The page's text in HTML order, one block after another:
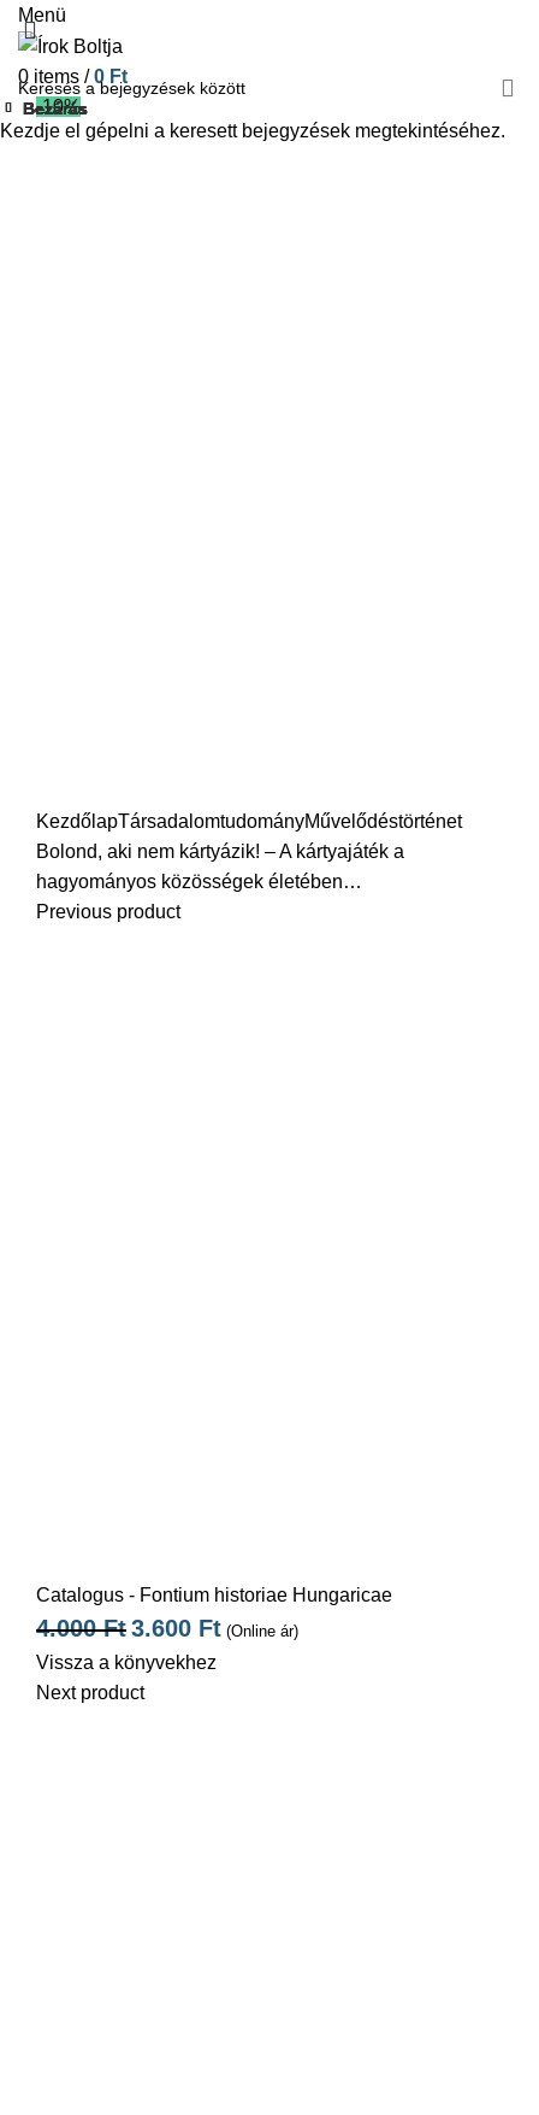
Menü
0 items / 0 Ft
-10%
KezdőlapTársadalomtudományMűvelődéstörténet
Bolond, aki nem kártyázik! – A kártyajáték a
hagyományos közösségek életében…
Previous product
Catalogus - Fontium historiae Hungaricae
4.000Ft3.600 Ft (Online ár)
Vissza a könyvekhez
Next product
Bezárás
Bezárás
Bezárás
Bezárás
Bezárás
Bezárás
Bezárás
Bezárás
Kezdje el gépelni a keresett bejegyzések megtekintéséhez.